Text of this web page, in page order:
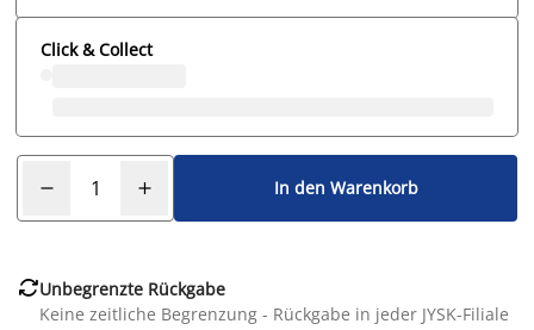
Click & Collect
In den Warenkorb
Unbegrenzte Rückgabe
Keine zeitliche Begrenzung - Rückgabe in jeder JYSK-Filiale